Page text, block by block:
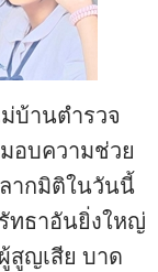
บ้านตำรวจ
อบความช่วย
ากมิติในวันนี้
ทธาอันยิ่งใหญ่
สูญเสีย บาด